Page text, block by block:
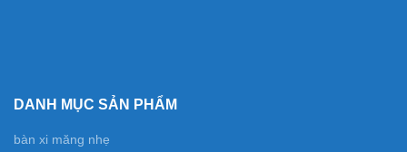
DANH MỤC SẢN PHẨM
bàn xi măng nhẹ